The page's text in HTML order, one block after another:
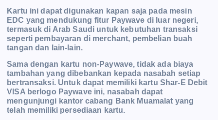
Kartu ini dapat digunakan kapan saja pada mesin
EDC yang mendukung fitur Paywave di luar negeri,
termasuk di Arab Saudi untuk kebutuhan transaksi
seperti pembayaran di merchant, pembelian buah
tangan dan lain-lain.
Sama dengan kartu non-Paywave, tidak ada biaya
tambahan yang dibebankan kepada nasabah setiap
bertransaksi. Untuk dapat memiliki kartu Shar-E Debit
VISA berlogo Paywave ini, nasabah dapat
mengunjungi kantor cabang Bank Muamalat yang
telah memiliki persediaan kartu.